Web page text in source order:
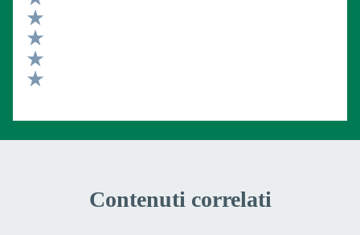
Valuta 5 stelle su 5
Valuta 4 stelle su 5
Valuta 3 stelle su 5
Valuta 2 stelle su 5
Contenuti correlati